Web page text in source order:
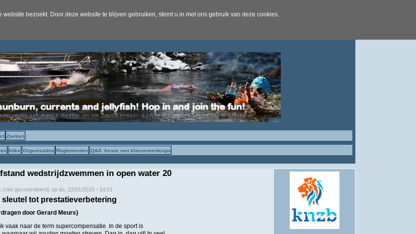
bezoekt. Door deze website te blijven gebruiken, stemt u in met ons gebruik van deze cookies.
Zoeken
links Organisaties Reglementen Q&A: keuze van klassementcaps
wedstrijdzwemmen in open water 20
(niet gecontroleerd) op do, 22/01/2015 - 14:01
tot prestatieverbetering
door Gerard Meurs}
vaak naar de term supercompensatie. In de sport is